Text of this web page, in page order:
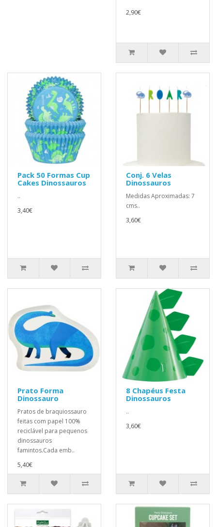
2,90€
Pack 50 Formas Cup
Cakes Dinossauros
..
3,40€
Conj. 6 Velas
Dinossauros
Medidas Aproximadas: 7
cms..
3,60€
Prato Forma
Dinossauro
Pratos de braquiossauro
feitas com papel 100%
reciclável para pequenos
dinossauros
famintos.Cada emb..
5,40€
8 Chapéus Festa
Dinossauros
..
3,60€